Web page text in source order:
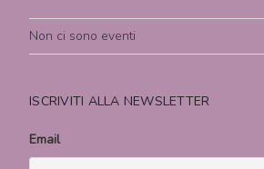
Non ci sono eventi
ISCRIVITI ALLA NEWSLETTER
Email